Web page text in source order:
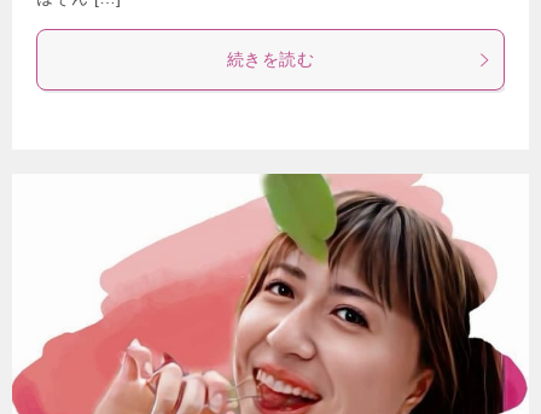
続きを読む